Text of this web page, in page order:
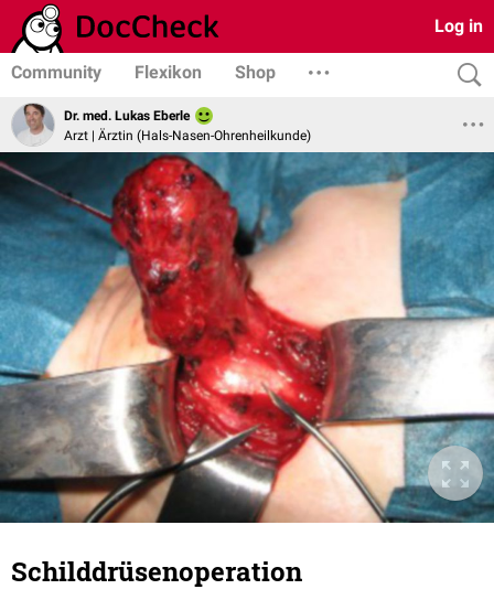
Log in
Community Flexikon Shop
Dr. med. Lukas Eberle
Arzt | Ärztin (Hals-Nasen-Ohrenheilkunde)
Schilddrüsenoperation